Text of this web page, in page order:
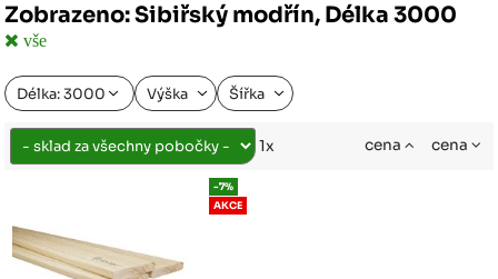
Zobrazeno: Sibiřský modřín, Délka 3000
vše
Délka: 3000 Výška Šířka
1x cena cena
-7%
AKCE